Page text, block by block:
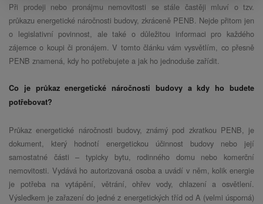
Při prodeji nebo pronájmu nemovitosti se stále častěji mluví o tzv.
průkazu energetické náročnosti budovy, zkráceně PENB. Nejde přitom jen
o legislativní povinnost, ale také o důležitou informaci pro každého
zájemce o koupi či pronájem. V tomto článku vám vysvětlím, co přesně
PENB znamená, kdy ho potřebujete a jak ho jednoduše zařídit.
Co je průkaz energetické náročnosti budovy a kdy ho budete
potřebovat?
Průkaz energetické náročnosti budovy, známý pod zkratkou PENB, je
dokument, který hodnotí energetickou účinnost budovy nebo její
samostatné části – typicky bytu, rodinného domu nebo komerční
nemovitosti. Vydává ho autorizovaná osoba a uvádí v něm, kolik energie
je potřeba na vytápění, větrání, ohřev vody, chlazení a osvětlení.
Výsledkem je zařazení do jedné z energetických tříd od A (velmi úsporná)